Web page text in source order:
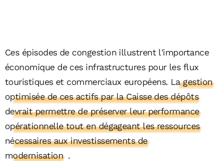
Ces épisodes de congestion illustrent l'importance
économique de ces infrastructures pour les flux
touristiques et commerciaux européens. La gestion
optimisée de ces actifs par la Caisse des dépôts
devrait permettre de préserver leur performance
opérationnelle tout en dégageant les ressources
nécessaires aux investissements de
modernisation .